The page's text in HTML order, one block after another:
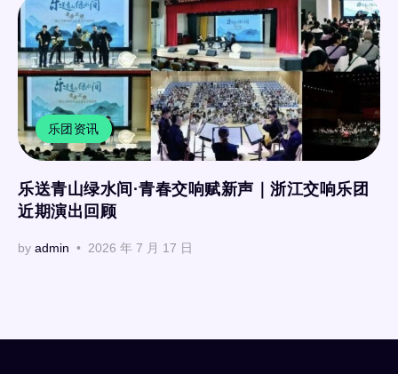
乐团资讯
乐送青山绿水间·青春交响赋新声｜浙江交响乐团
近期演出回顾
by admin 2026 年 7 月 17 日